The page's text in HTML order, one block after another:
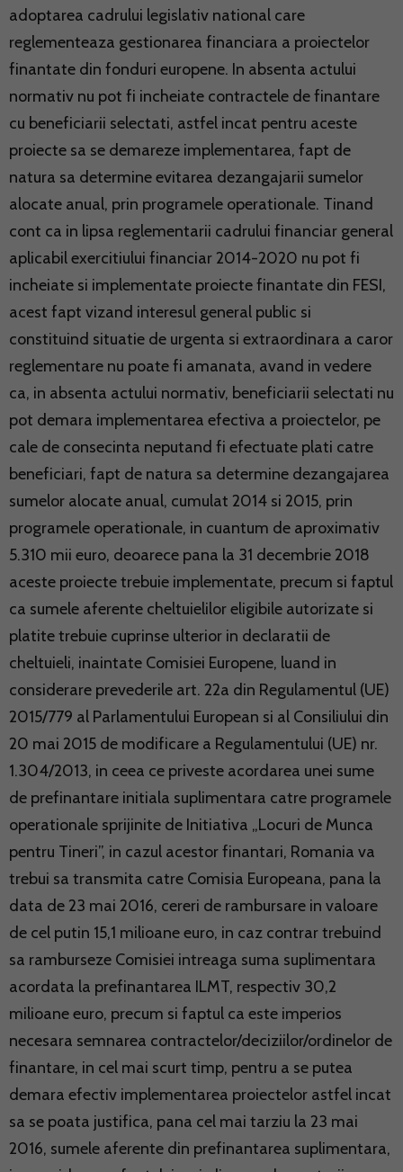
adoptarea cadrului legislativ national care
reglementeaza gestionarea financiara a proiectelor
finantate din fonduri europene. In absenta actului
normativ nu pot fi incheiate contractele de finantare
cu beneficiarii selectati, astfel incat pentru aceste
proiecte sa se demareze implementarea, fapt de
natura sa determine evitarea dezangajarii sumelor
alocate anual, prin programele operationale. Tinand
cont ca in lipsa reglementarii cadrului financiar general
aplicabil exercitiului financiar 2014-2020 nu pot fi
incheiate si implementate proiecte finantate din FESI,
acest fapt vizand interesul general public si
constituind situatie de urgenta si extraordinara a caror
reglementare nu poate fi amanata, avand in vedere
ca, in absenta actului normativ, beneficiarii selectati nu
pot demara implementarea efectiva a proiectelor, pe
cale de consecinta neputand fi efectuate plati catre
beneficiari, fapt de natura sa determine dezangajarea
sumelor alocate anual, cumulat 2014 si 2015, prin
programele operationale, in cuantum de aproximativ
5.310 mii euro, deoarece pana la 31 decembrie 2018
aceste proiecte trebuie implementate, precum si faptul
ca sumele aferente cheltuielilor eligibile autorizate si
platite trebuie cuprinse ulterior in declaratii de
cheltuieli, inaintate Comisiei Europene, luand in
considerare prevederile art. 22a din Regulamentul (UE)
2015/779 al Parlamentului European si al Consiliului din
20 mai 2015 de modificare a Regulamentului (UE) nr.
1.304/2013, in ceea ce priveste acordarea unei sume
de prefinantare initiala suplimentara catre programele
operationale sprijinite de Initiativa „Locuri de Munca
pentru Tineri”, in cazul acestor finantari, Romania va
trebui sa transmita catre Comisia Europeana, pana la
data de 23 mai 2016, cereri de rambursare in valoare
de cel putin 15,1 milioane euro, in caz contrar trebuind
sa ramburseze Comisiei intreaga suma suplimentara
acordata la prefinantarea ILMT, respectiv 30,2
milioane euro, precum si faptul ca este imperios
necesara semnarea contractelor/deciziilor/ordinelor de
finantare, in cel mai scurt timp, pentru a se putea
demara efectiv implementarea proiectelor astfel incat
sa se poata justifica, pana cel mai tarziu la 23 mai
2016, sumele aferente din prefinantarea suplimentara,